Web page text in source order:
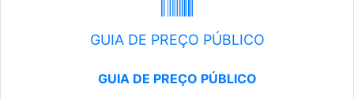
GUIA DE PREÇO PÚBLICO
GUIA DE PREÇO PÚBLICO